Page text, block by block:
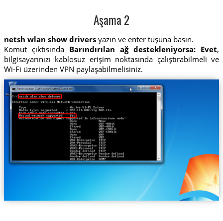
Aşama 2
netsh wlan show driversyazın ve enter tuşuna basın.
Komut çıktısında Barındırılan ağ destekleniyorsa: Evet,
bilgisayarınızı kablosuz erişim noktasında çalıştırabilmeli ve
Wi-Fi üzerinden VPN paylaşabilmelisiniz.